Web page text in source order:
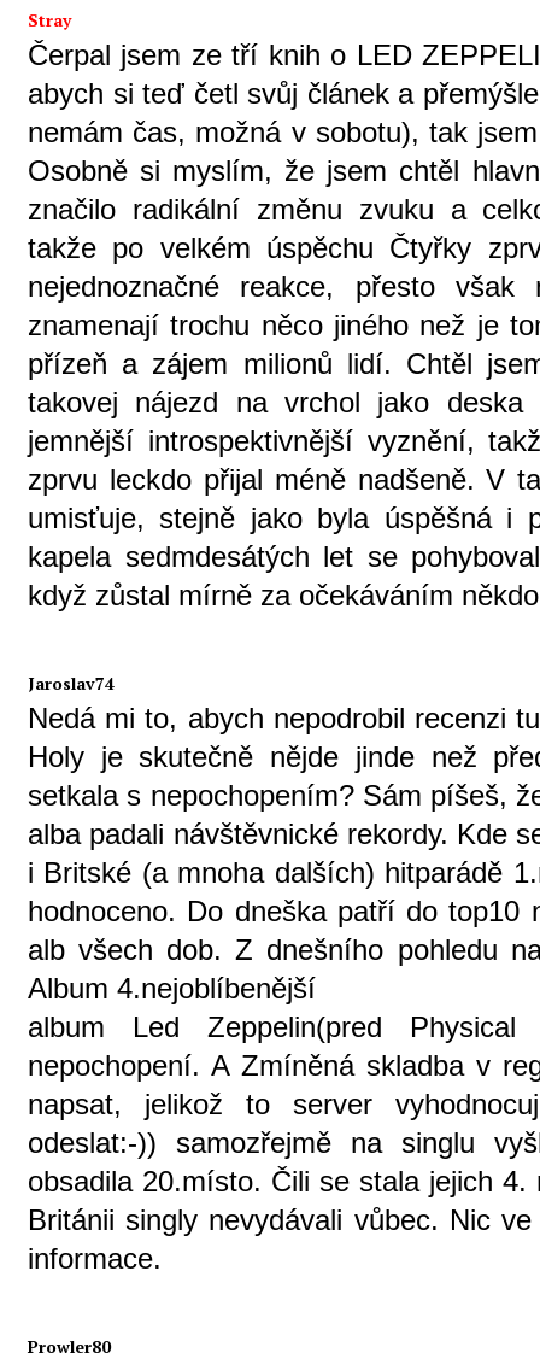
Stray
Čerpal jsem ze tří knih o LED
abych si teď četl svůj článek a
nemám čas, možná v sobotu), tak
Osobně si myslím, že jsem chtěl
značilo radikální změnu zvuku a
takže po velkém úspěchu Čtyřky
nejednoznačné reakce, přesto
znamenají trochu něco jiného než je
přízeň a zájem milionů lidí. Chtěl
takovej nájezd na vrchol jako
jemnější introspektivnější vyznění,
zprvu leckdo přijal méně nadšeně. V
umisťuje, stejně jako byla úspěšná i
kapela sedmdesátých let se
když zůstal mírně za očekáváním
Jaroslav74
Nedá mi to, abych nepodrobil recenzi
Holy je skutečně nějde jinde než
setkala s nepochopením? Sám píšeš,
alba padali návštěvnické rekordy. Kde
i Britské (a mnoha dalších) hitparádě
hodnoceno. Do dneška patří do top10
alb všech dob. Z dnešního pohledu
Album 4.nejoblíbenější
album Led Zeppelin(pred
nepochopení. A Zmíněná skladba v
napsat, jelikož to server
odeslat:-)) samozřejmě na singlu
obsadila 20.místo. Čili se stala jejich
Británii singly nevydávali vůbec. Nic
informace.
Prowler80